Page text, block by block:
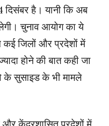
है। यानी कि अब
चुनाव आयोग का ये
जिलों और प्रदेशों में
होने की बात कही जा
के सुसाइड के भी मामले